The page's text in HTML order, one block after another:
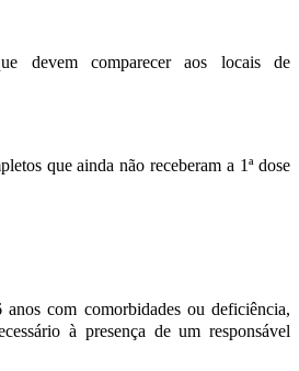
devem comparecer aos locais de
que ainda não receberam a 1ª dose
anos com comorbidades ou deficiência,
à presença de um responsável